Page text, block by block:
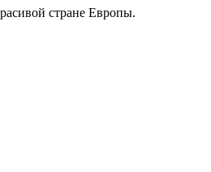
стране Европы.